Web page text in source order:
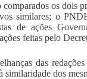
comparados os dois
similares; o
de ações
feitas pelo
das
similaridade dos